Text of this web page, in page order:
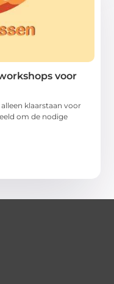
voor
klaarstaan voor
om de nodige